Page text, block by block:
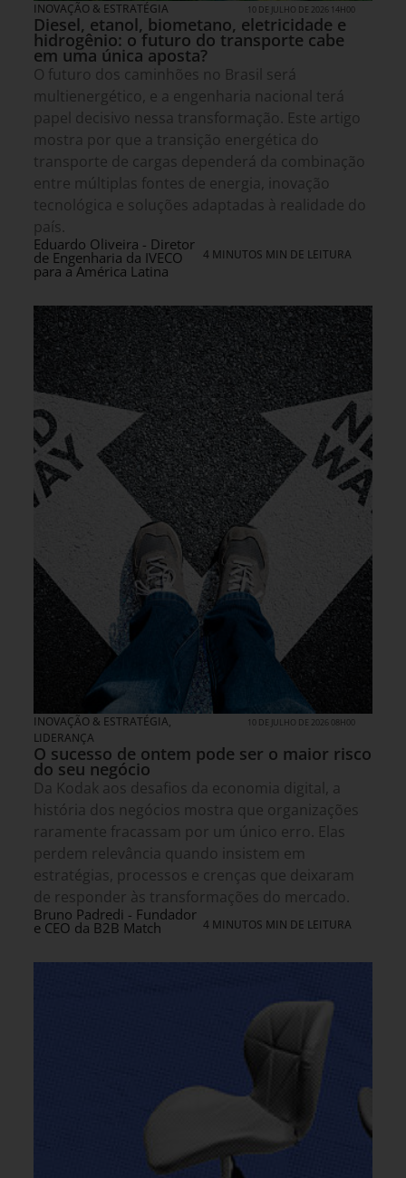
INOVAÇÃO & ESTRATÉGIA 10 DE JULHO DE 2026 14H00
Diesel, etanol, biometano, eletricidade e
hidrogênio: o futuro do transporte cabe
em uma única aposta?
O futuro dos caminhões no Brasil será
multienergético, e a engenharia nacional terá
papel decisivo nessa transformação. Este artigo
mostra por que a transição energética do
transporte de cargas dependerá da combinação
entre múltiplas fontes de energia, inovação
tecnológica e soluções adaptadas à realidade do
país.
Eduardo Oliveira - Diretor
de Engenharia da IVECO
para a América Latina
4 MINUTOS MIN DE LEITURA
INOVAÇÃO & ESTRATÉGIA,
LIDERANÇA
10 DE JULHO DE 2026 08H00
O sucesso de ontem pode ser o maior risco
do seu negócio
Da Kodak aos desafios da economia digital, a
história dos negócios mostra que organizações
raramente fracassam por um único erro. Elas
perdem relevância quando insistem em
estratégias, processos e crenças que deixaram
de responder às transformações do mercado.
Bruno Padredi - Fundador
e CEO da B2B Match 4 MINUTOS MIN DE LEITURA